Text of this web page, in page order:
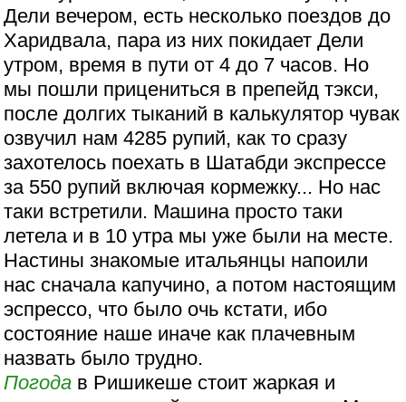
Дели вечером, есть несколько поездов до
Харидвала, пара из них покидает Дели
утром, время в пути от 4 до 7 часов. Но
мы пошли прицениться в препейд тэкси,
после долгих тыканий в калькулятор чувак
озвучил нам 4285 рупий, как то сразу
захотелось поехать в Шатабди экспрессе
за 550 рупий включая кормежку... Но нас
таки встретили. Машина просто таки
летела и в 10 утра мы уже были на месте.
Настины знакомые итальянцы напоили
нас сначала капучино, а потом настоящим
эспрессо, что было очь кстати, ибо
состояние наше иначе как плачевным
назвать было трудно.
Погода в Ришикеше стоит жаркая и